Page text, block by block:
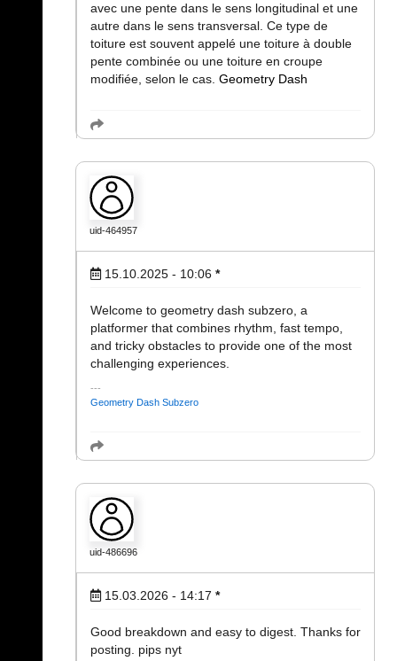
avec une pente dans le sens longitudinal et une
autre dans le sens transversal. Ce type de
toiture est souvent appelé une toiture à double
pente combinée ou une toiture en croupe
modifiée, selon le cas. Geometry Dash
uid-464957
15.10.2025 - 10:06 *
Welcome to geometry dash subzero, a
platformer that combines rhythm, fast tempo,
and tricky obstacles to provide one of the most
challenging experiences.
Geometry Dash Subzero
uid-486696
15.03.2026 - 14:17 *
Good breakdown and easy to digest. Thanks for
posting. pips nyt